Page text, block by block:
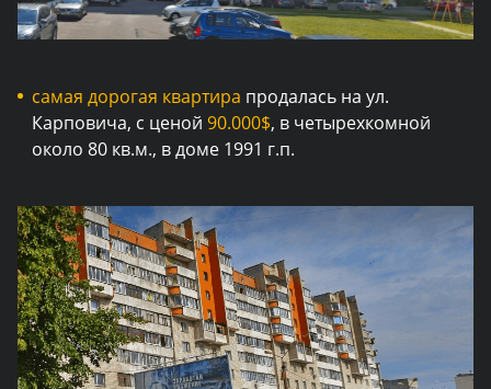
самая дорогая квартира продалась на ул.
Карповича, с ценой 90.000$, в четырехкомной
около 80 кв.м., в доме 1991 г.п.